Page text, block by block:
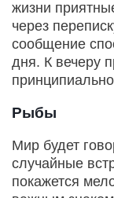
жизни
через
сообщение
дня. К вечеру
Рыбы
Мир будет
случайные
покажется